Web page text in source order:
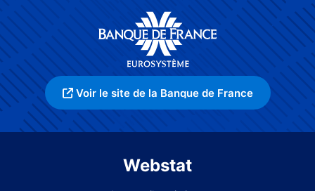
Voir le site de la Banque de France
Webstat